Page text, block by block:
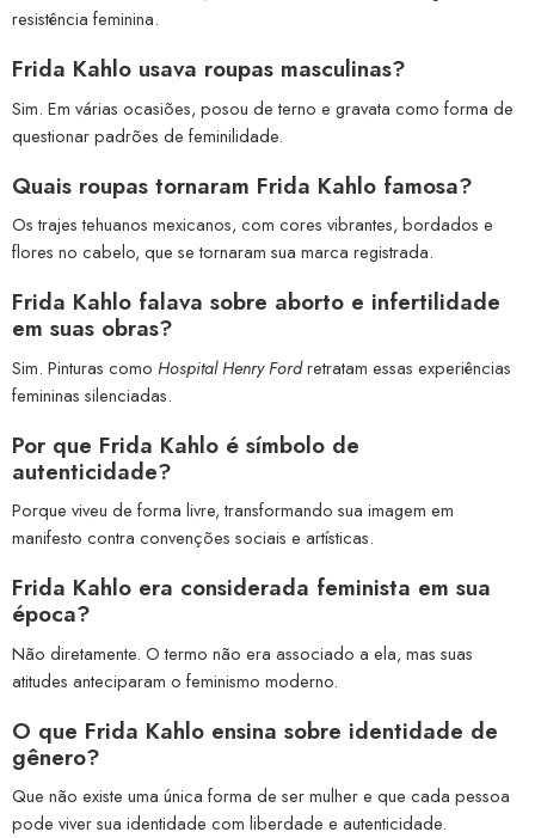
resistência feminina.
Frida Kahlo usava roupas masculinas?
Sim. Em várias ocasiões, posou de terno e gravata como forma de
questionar padrões de feminilidade.
Quais roupas tornaram Frida Kahlo famosa?
Os trajes tehuanos mexicanos, com cores vibrantes, bordados e
flores no cabelo, que se tornaram sua marca registrada.
Frida Kahlo falava sobre aborto e infertilidade
em suas obras?
Sim. Pinturas como Hospital Henry Fordretratam essas experiências
femininas silenciadas.
Por que Frida Kahlo é símbolo de
autenticidade?
Porque viveu de forma livre, transformando sua imagem em
manifesto contra convenções sociais e artísticas.
Frida Kahlo era considerada feminista em sua
época?
Não diretamente. O termo não era associado a ela, mas suas
atitudes anteciparam o feminismo moderno.
O que Frida Kahlo ensina sobre identidade de
gênero?
Que não existe uma única forma de ser mulher e que cada pessoa
pode viver sua identidade com liberdade e autenticidade.